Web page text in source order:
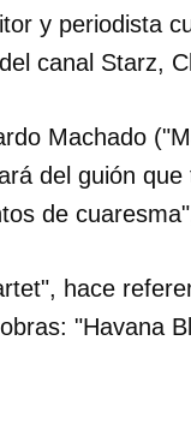
y periodista
canal Starz,
Machado
del guión
de
hace
"Havana